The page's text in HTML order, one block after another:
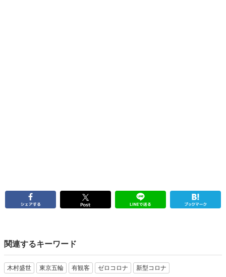
関連するキーワード
木村盛世 東京五輪 有観客 ゼロコロナ 新型コロナ